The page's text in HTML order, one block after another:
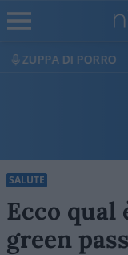
ECONOMIA
SALUTE
Ecco qual
green pass